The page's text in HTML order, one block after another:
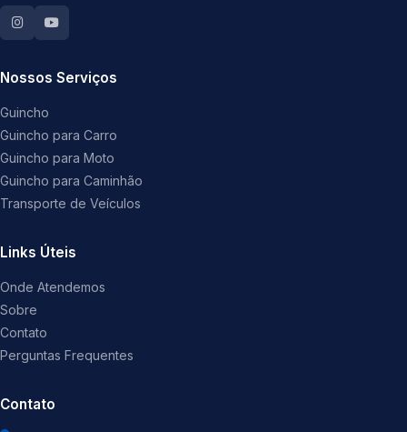
Nossos Serviços
Guincho
Guincho para Carro
Guincho para Moto
Guincho para Caminhão
Transporte de Veículos
Links Úteis
Onde Atendemos
Sobre
Contato
Perguntas Frequentes
Contato